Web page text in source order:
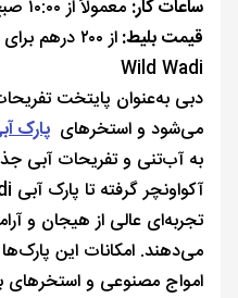
ساعات کار: معمولاً از ۱۰:۰۰ صبح تا ۷:۰۰ شب
قیمت بلیط:
از ۲۰۰
Wild Wadi
دبی به‌عنوان پایتخت
می‌شود و استخرهای پارک‌
به آب‌تنی و تفریحات آبی
تجربه‌ای عالی از هیجان و
می‌دهند. امکانات این
امواج مصنوعی و استخرهای